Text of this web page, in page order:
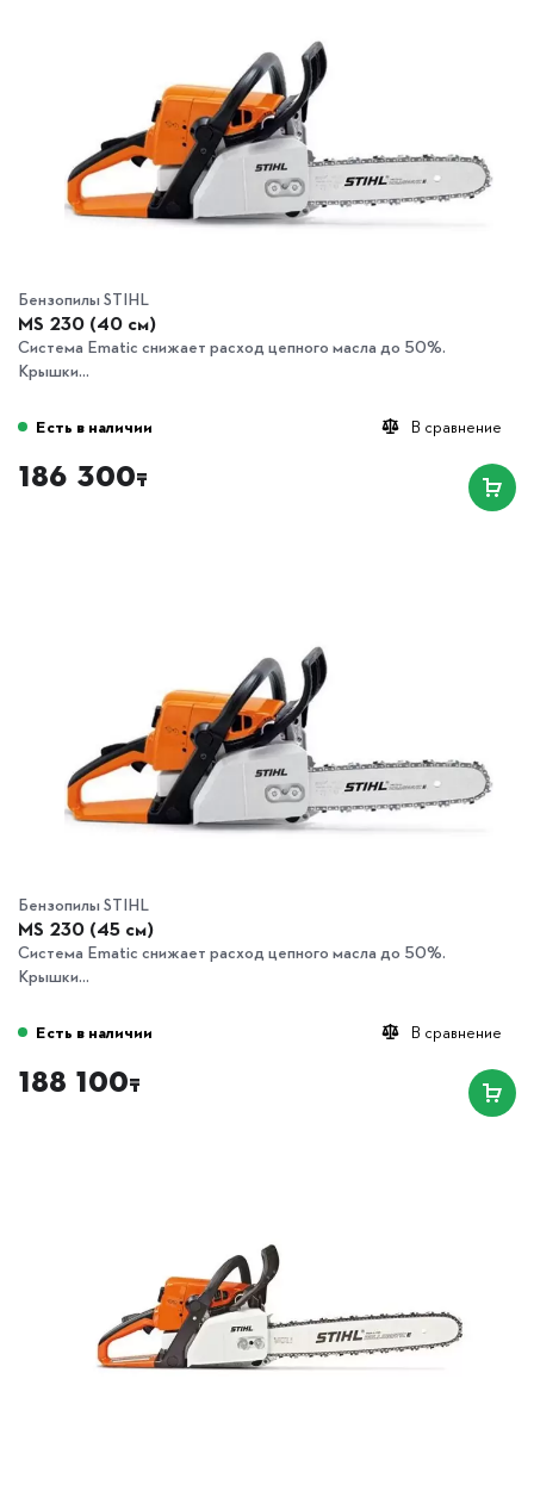
Бензопилы STIHL
MS 230 (40 см)
Система Ematic снижает расход цепного масла до 50%.
Крышки...
В сравнение
Есть в наличии
186 300₸
Бензопилы STIHL
MS 230 (45 см)
Система Ematic снижает расход цепного масла до 50%.
Крышки...
В сравнение
Есть в наличии
188 100₸